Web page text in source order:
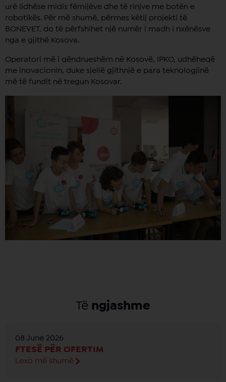
urë lidhëse midis fëmijëve dhe të rinjve me botën e
robotikës. Për më shumë, përmes këtij projekti të
BONEVET, do të përfshihet një numër i madh i nxënësve
nga e gjithë Kosova.
Operatori më i qëndrueshëm në Kosovë, IPKO, udhëheqë
me inovacionin, duke sjellë gjithnjë e para teknologjinë
më të fundit në tregun Kosovar.
Të ngjashme
08 June 2026
FTESË PËR OFERTIM
Lexo më shumë